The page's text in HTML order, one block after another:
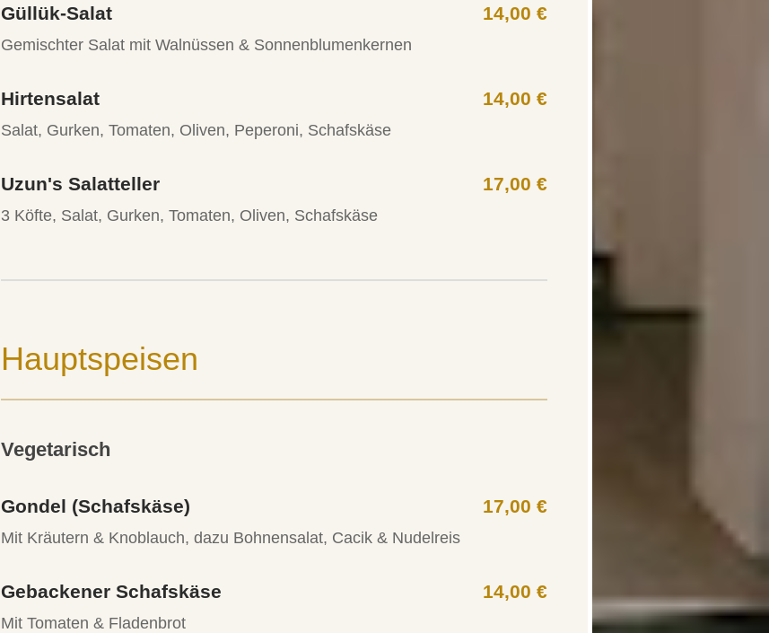
Güllük-Salat 14,00 €
Gemischter Salat mit Walnüssen & Sonnenblumenkernen
Hirtensalat 14,00 €
Salat, Gurken, Tomaten, Oliven, Peperoni, Schafskäse
Uzun's Salatteller 17,00 €
3 Köfte, Salat, Gurken, Tomaten, Oliven, Schafskäse
Hauptspeisen
Vegetarisch
Gondel (Schafskäse) 17,00 €
Mit Kräutern & Knoblauch, dazu Bohnensalat, Cacik & Nudelreis
Gebackener Schafskäse 14,00 €
Mit Tomaten & Fladenbrot